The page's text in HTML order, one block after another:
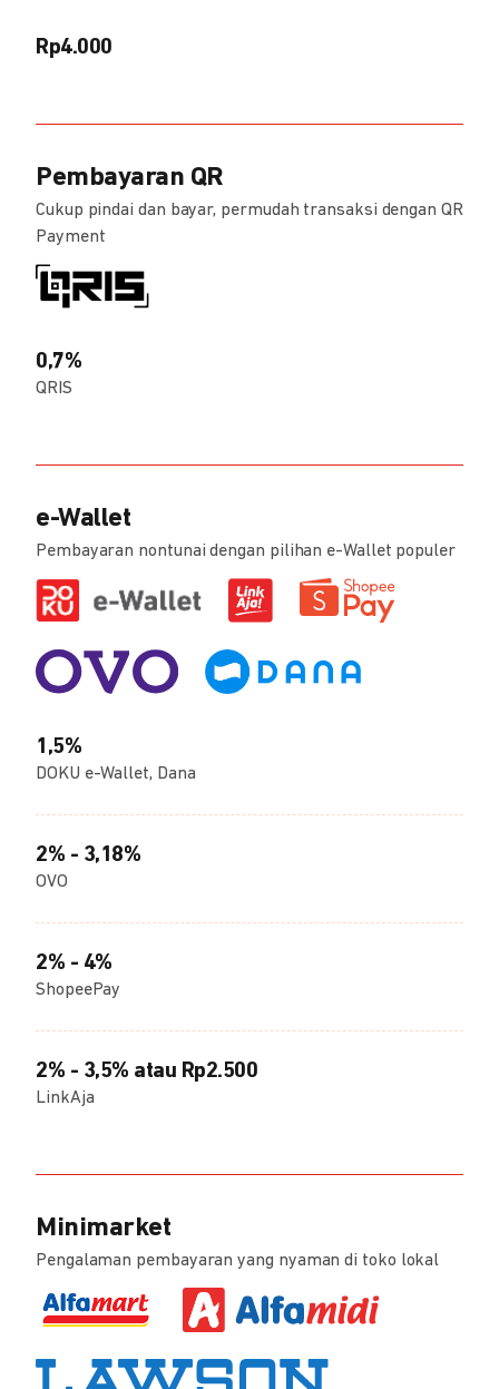
Rp4.000
Pembayaran QR
Cukup pindai dan bayar, permudah transaksi dengan QR
Payment
0,7%
QRIS
e-Wallet
Pembayaran nontunai dengan pilihan e-Wallet populer
1,5%
DOKU e-Wallet, Dana
2% - 3,18%
OVO
2% - 4%
ShopeePay
2% - 3,5% atau Rp2.500
LinkAja
Minimarket
Pengalaman pembayaran yang nyaman di toko lokal